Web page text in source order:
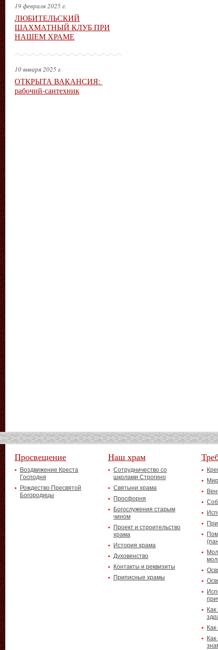
19 февраля 2025 г.
ЛЮБИТЕЛЬСКИЙ
ШАХМАТНЫЙ КЛУБ ПРИ
НАШЕМ ХРАМЕ
10 января 2025 г.
ОТКРЫТА ВАКАНСИЯ:
рабочий-сантехник
Просвещение
Воздвижение Креста
Господня
Рождество Пресвятой
Богородицы
Наш храм
Сотрудничество со
школами Строгино
Святыни храма
Просфорня
Богослужения старым
чином
Проект и строительство
храма
История храма
Духовенство
Контакты и реквизиты
Приписные храмы
Как